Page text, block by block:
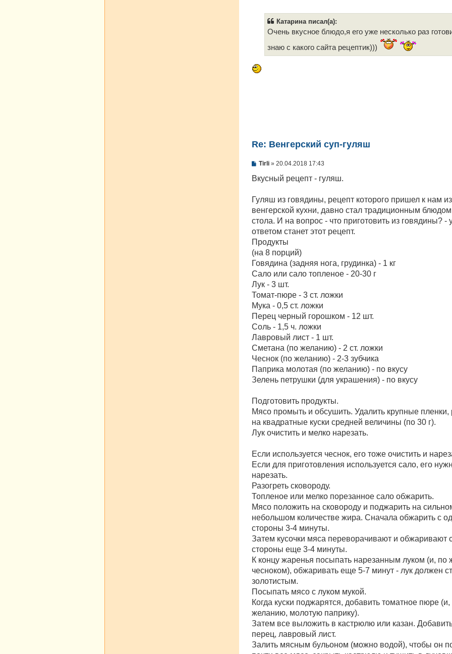
Катарина писал(а):
Очень вкусное блюдо,я его уже несколько раз
знаю с какого сайта рецептик)))
Re: Венгерский суп-гуляш
С
о
е
н
и
е
Tirli » 20.04.2018 17:43
Вкусный рецепт - гуляш.
Гуляш из говядины, рецепт которого пришел к нам из
венгерской кухни, давно стал традиционным
стола. И на вопрос - что приготовить из говядины? -
ответом станет этот рецепт.
Продукты
(на 8 порций)
Говядина (задняя нога, грудинка) - 1 кг
Сало или сало топленое - 20-30 г
Лук - 3 шт.
Томат-пюре - 3 ст. ложки
Мука - 0,5 ст. ложки
Перец черный горошком - 12 шт.
Соль - 1,5 ч. ложки
Лавровый лист - 1 шт.
Сметана (по желанию) - 2 ст. ложки
Чеснок (по желанию) - 2-3 зубчика
Паприка молотая (по желанию) - по вкусу
Зелень петрушки (для украшения) - по вкусу
Подготовить продукты.
Мясо промыть и обсушить. Удалить крупные пленки,
на квадратные куски средней величины (по 30 г).
Лук очистить и мелко нарезать.
Если используется чеснок, его тоже очистить и
Если для приготовления используется сало, его
нарезать.
Разогреть сковороду.
Топленое или мелко порезанное сало обжарить.
Мясо положить на сковороду и поджарить на
небольшом количестве жира. Сначала обжарить с
стороны 3-4 минуты.
Затем кусочки мяса переворачивают и обжаривают
стороны еще 3-4 минуты.
К концу жаренья посыпать нарезанным луком (и, по
чесноком), обжаривать еще 5-7 минут - лук должен
золотистым.
Посыпать мясо с луком мукой.
Когда куски поджарятся, добавить томатное пюре (и,
желанию, молотую паприку).
Затем все выложить в кастрюлю или казан.
перец, лавровый лист.
Залить мясным бульоном (можно водой), чтобы он